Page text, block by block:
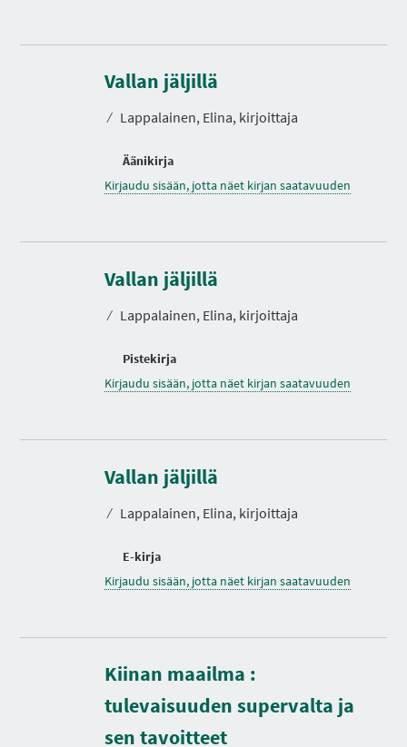
Vallan jäljillä
⁄ Lappalainen, Elina, kirjoittaja
Äänikirja
Kirjaudu sisään, jotta näet kirjan saatavuuden
Vallan jäljillä
⁄ Lappalainen, Elina, kirjoittaja
Pistekirja
Kirjaudu sisään, jotta näet kirjan saatavuuden
Vallan jäljillä
⁄ Lappalainen, Elina, kirjoittaja
E-kirja
Kirjaudu sisään, jotta näet kirjan saatavuuden
Kiinan maailma :
tulevaisuuden supervalta ja
sen tavoitteet